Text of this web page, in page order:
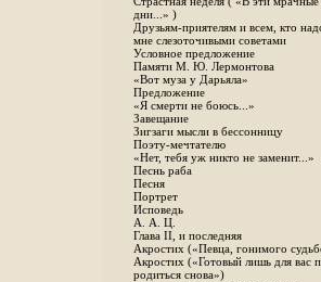
дни...» )
Друзьям-приятелям и всем, кто
мне слезоточивыми советами
Условное предложение
Памяти М. Ю. Лермонтова
«Вот муза у Дарьяла»
Предложение
«Я смерти не боюсь...»
Завещание
Зигзаги мысли в бессонницу
Поэту-мечтателю
«Нет, тебя уж никто не заменит...»
Песнь раба
Песня
Портрет
Исповедь
А. А. Ц.
Глава II, и последняя
Акростих («Певца, гонимого
Акростих («Готовый лишь для вас
родиться снова»)